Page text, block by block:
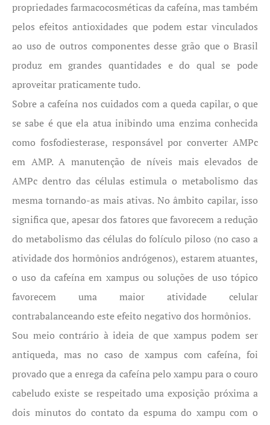
propriedades farmacocosméticas da cafeína, mas também
pelos efeitos antioxidades que podem estar vinculados
ao uso de outros componentes desse grão que o Brasil
produz em grandes quantidades e do qual se pode
aproveitar praticamente tudo.
Sobre a cafeína nos cuidados com a queda capilar, o que
se sabe é que ela atua inibindo uma enzima conhecida
como fosfodiesterase, responsável por converter AMPc
em AMP. A manutenção de níveis mais elevados de
AMPc dentro das células estimula o metabolismo das
mesma tornando-as mais ativas. No âmbito capilar, isso
significa que, apesar dos fatores que favorecem a redução
do metabolismo das células do folículo piloso (no caso a
atividade dos hormônios andrógenos), estarem atuantes,
o uso da cafeína em xampus ou soluções de uso tópico
favorecem uma maior atividade celular
contrabalanceando este efeito negativo dos hormônios.
Sou meio contrário à ideia de que xampus podem ser
antiqueda, mas no caso de xampus com cafeína, foi
provado que a enrega da cafeína pelo xampu para o couro
cabeludo existe se respeitado uma exposição próxima a
dois minutos do contato da espuma do xampu com o